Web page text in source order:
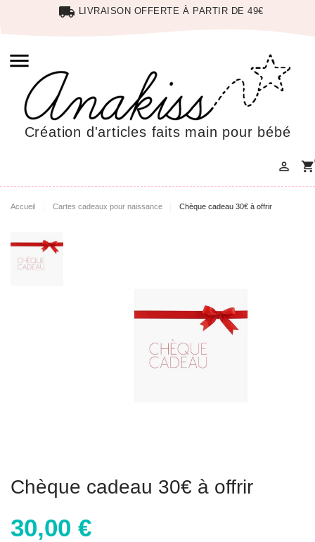
local_shippingLIVRAISON OFFERTE À PARTIR DE 49€

Création d'articles faits main pour bébé
 shopping_cart
Accueil Cartes cadeaux pour naissance Chèque cadeau 30€ à offrir
Chèque cadeau 30€ à offrir
30,00 €